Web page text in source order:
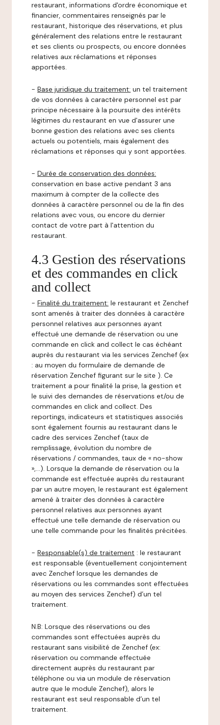
restaurant, informations d'ordre économique et
financier, commentaires renseignés par le
restaurant, historique des réservations, et plus
généralement des relations entre le restaurant
et ses clients ou prospects, ou encore données
relatives aux réclamations et réponses
apportées.
- Base juridique du traitement: un tel traitement
de vos données à caractère personnel est par
principe nécessaire à la poursuite des intérêts
légitimes du restaurant en vue d'assurer une
bonne gestion des relations avec ses clients
actuels ou potentiels, mais également des
réclamations et réponses qui y sont apportées.
- Durée de conservation des données:
conservation en base active pendant 3 ans
maximum à compter de la collecte des
données à caractère personnel ou de la fin des
relations avec vous, ou encore du dernier
contact de votre part à l'attention du
restaurant.
4.3 Gestion des réservations
et des commandes en click
and collect
- Finalité du traitement: le restaurant et Zenchef
sont amenés à traiter des données à caractère
personnel relatives aux personnes ayant
effectué une demande de réservation ou une
commande en click and collect le cas échéant
auprès du restaurant via les services Zenchef (ex
: au moyen du formulaire de demande de
réservation Zenchef figurant sur le site ). Ce
traitement a pour finalité la prise, la gestion et
le suivi des demandes de réservations et/ou de
commandes en click and collect. Des
reportings, indicateurs et statistiques associés
sont également fournis au restaurant dans le
cadre des services Zenchef (taux de
remplissage, évolution du nombre de
réservations / commandes, taux de « no-show
»,…). Lorsque la demande de réservation ou la
commande est effectuée auprès du restaurant
par un autre moyen, le restaurant est également
amené à traiter des données à caractère
personnel relatives aux personnes ayant
effectué une telle demande de réservation ou
une telle commande pour les finalités précitées.
- Responsable(s) de traitement : le restaurant
est responsable (éventuellement conjointement
avec Zenchef lorsque les demandes de
réservations ou les commandes sont effectuées
au moyen des services Zenchef) d’un tel
traitement.
N.B: Lorsque des réservations ou des
commandes sont effectuées auprès du
restaurant sans visibilité de Zenchef (ex:
réservation ou commande effectuée
directement auprès du restaurant par
téléphone ou via un module de réservation
autre que le module Zenchef), alors le
restaurant est seul responsable d’un tel
traitement.